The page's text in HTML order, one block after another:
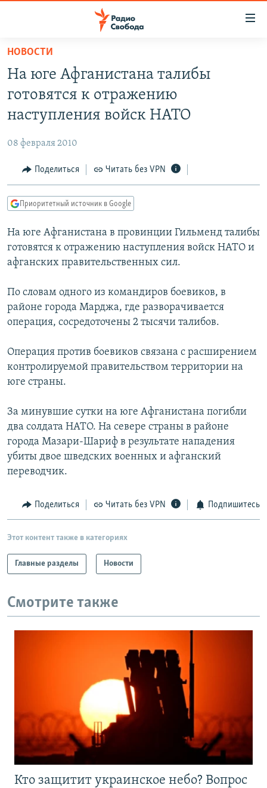
упрощенного
доступа
основному
Вернутся
Вернутся
поиску
АВТОРСКИЕ ПРОЕКТЫ
МНЕНИЯ
КУЛЬТУРА
КАВКАЗ.РЕАЛИИ
СЕВЕР.РЕАЛИИ
СИБИРЬ.РЕАЛИИ
ПОДПИШИТЕСЬ НА РАССЫЛКУ
Все сайты РСЕ/РС
НОВОСТИ
На юге Афганистана талибы
готовятся к отражению
наступления войск НАТО
08 февраля 2010
Поделиться Читать без VPN
Приоритетный источник в Google
На юге Афганистана в провинции Гильменд талибы
готовятся к отражению наступления войск НАТО и
афганских правительственных сил.
По словам одного из командиров боевиков, в
районе города Марджа, где разворачивается
операция, сосредоточены 2 тысячи талибов.
Операция против боевиков связана с расширением
контролируемой правительством территории на
юге страны.
За минувшие сутки на юге Афганистана погибли
два солдата НАТО. На севере страны в районе
города Мазари-Шариф в результате нападения
убиты двое шведских военных и афганский
переводчик.
Поделиться Читать без VPN Подпишитесь
Этот контент также в категориях
Главные разделы Новости
Смотрите также
Кто защитит украинское небо? Вопрос